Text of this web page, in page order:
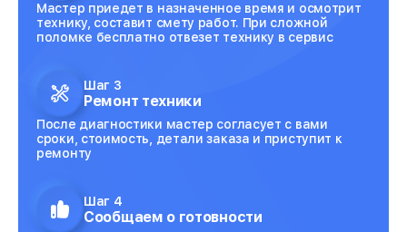
Мастер приедет в назначенное время и осмотрит
технику, составит смету работ. При сложной
поломке бесплатно отвезет технику в сервис
Шаг 3
Ремонт техники
После диагностики мастер согласует с вами
сроки, стоимость, детали заказа и приступит к
ремонту
Шаг 4
Сообщаем о готовности